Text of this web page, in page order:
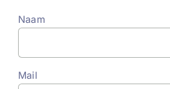
Naam
Mail